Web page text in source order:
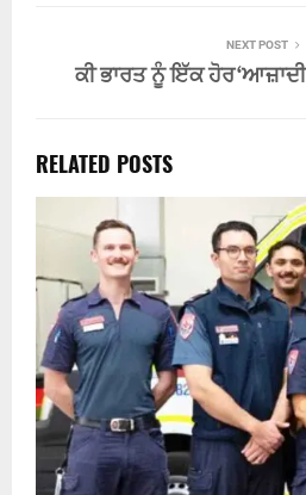
NEXT POST
ਕੀ ਭਾਰਤ ਨੂੰ ਇੱਕ ਹੋਰ
RELATED POSTS